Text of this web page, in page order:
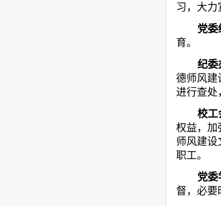
习，大
党委
育。
纪委
德师风建
进行查处
校工
权益，加
师风建
职工。
党委
督，必要